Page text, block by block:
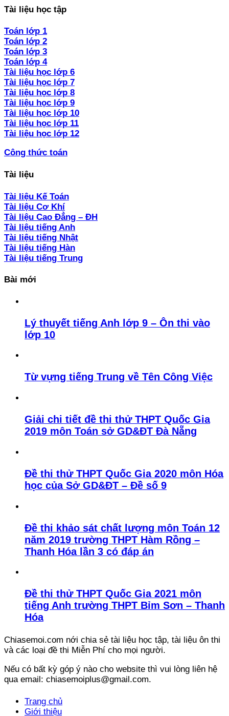
Tài liệu học tập
Toán lớp 1
Toán lớp 2
Toán lớp 3
Toán lớp 4
Tài liệu học lớp 6
Tài liệu học lớp 7
Tài liệu học lớp 8
Tài liệu học lớp 9
Tài liệu học lớp 10
Tài liệu học lớp 11
Tài liệu học lớp 12
Công thức toán
Tài liệu
Tài liệu Kế Toán
Tài liệu Cơ Khí
Tài liệu Cao Đẳng – ĐH
Tài liệu tiếng Anh
Tài liệu tiếng Nhật
Tài liệu tiếng Hàn
Tài liệu tiếng Trung
Bài mới
Lý thuyết tiếng Anh lớp 9 – Ôn thi vào
lớp 10
Từ vựng tiếng Trung về Tên Công Việc
Giải chi tiết đề thi thử THPT Quốc Gia
2019 môn Toán sở GD&ĐT Đà Nẵng
Đề thi thử THPT Quốc Gia 2020 môn Hóa
học của Sở GD&ĐT – Đề số 9
Đề thi khảo sát chất lượng môn Toán 12
năm 2019 trường THPT Hàm Rồng –
Thanh Hóa lần 3 có đáp án
Đề thi thử THPT Quốc Gia 2021 môn
tiếng Anh trường THPT Bỉm Sơn – Thanh
Hóa
Chiasemoi.com nới chia sẻ tài liệu học tập, tài liệu ôn thi
và các loại đề thi Miễn Phí cho mọi người.
Nếu có bất kỳ góp ý nào cho website thì vui lòng liên hệ
qua email: chiasemoiplus@gmail.com.
Trang chủ
Giới thiệu